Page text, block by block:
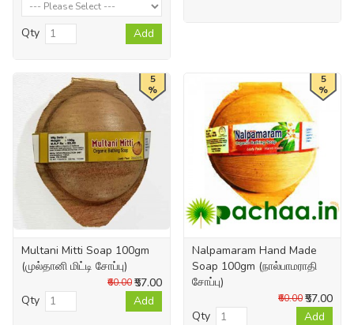
Qty Add
5
%
Multani Mitti Soap 100gm
(முல்தானி மிட்டி சோப்பு)
₹57.00
₹60.00
Qty Add
5
%
Nalpamaram Hand Made
Soap 100gm (நால்பாமராதி
சோப்பு)
₹57.00
₹60.00
Qty Add